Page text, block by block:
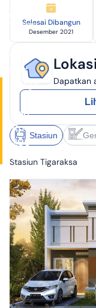
Podomoro
Tbk
Bogor
dari
Rp
200
Juta
menit ke
Gerbang
Tol
Balaraja
Timur
± 10
menit ke
Stasiun
Tigaraksa
Selesai Dibangun
Desember 2021
Dapatkan
Stasiun
Stasiun Tigaraksa